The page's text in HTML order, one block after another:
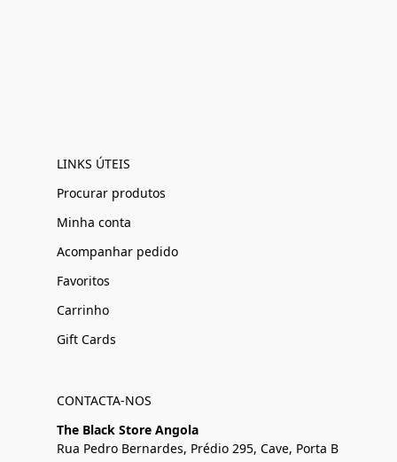
LINKS ÚTEIS
Procurar produtos
Minha conta
Acompanhar pedido
Favoritos
Carrinho
Gift Cards
CONTACTA-NOS
The Black Store Angola
Rua Pedro Bernardes, Prédio 295, Cave, Porta B